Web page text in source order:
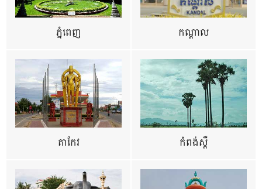
ភ្នំពេញ កណ្តាល
តាកែវ កំពង់ស្ពឺ